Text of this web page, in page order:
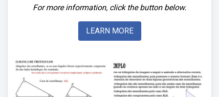
For more information, click the button below.
LEARN MORE